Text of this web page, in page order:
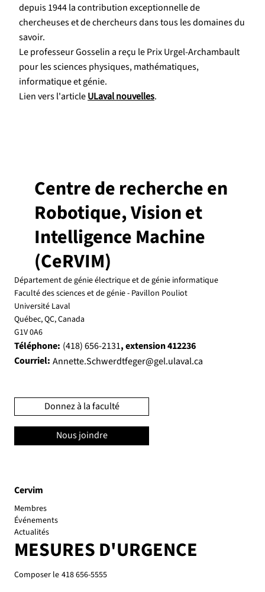
depuis 1944 la contribution exceptionnelle de
chercheuses et de chercheurs dans tous les domaines du
savoir.
Le professeur Gosselin a reçu le Prix Urgel-Archambault
pour les sciences physiques, mathématiques,
informatique et génie.
Lien vers l'articleULaval nouvelles.
MESURES D'URGENCE
Composer le 418 656-5555
Cervim
Membres
Événements
Actualités
Centre de recherche en
Robotique, Vision et
Intelligence Machine
(CeRVIM)
Département de génie électrique et de génie informatique
Faculté des sciences et de génie - Pavillon Pouliot
Université Laval
Québec, QC, Canada
G1V 0A6
Téléphone: (418) 656-2131
Courriel: Annette.Schwerdtfeger@gel.ulaval.ca
, extension 412236
Donnez à la faculté
Nous joindre